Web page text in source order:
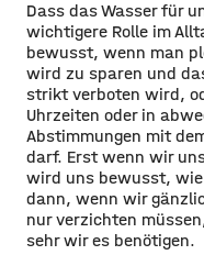
Dass das Wasser für
wichtigere Rolle im
bewusst, wenn man
wird zu sparen und
strikt verboten wird,
Uhrzeiten oder in
Abstimmungen mit
darf. Erst wenn wir
wird uns bewusst,
dann, wenn wir
nur verzichten
sehr wir es benötigen.